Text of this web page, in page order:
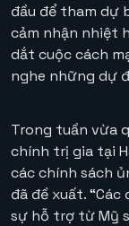
đầu để tham dự
cảm nhận nhiệt
dắt cuộc cách
nghe những dự
Trong tuần vừa
chính trị gia tại
các chính sách
đã đề xuất.
sự hỗ trợ từ Mỹ